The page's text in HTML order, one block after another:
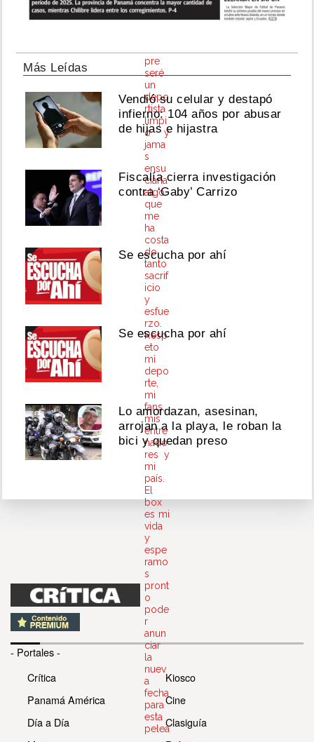
12
pre
seré
un
depo
rtista
limpi
o y
jama
s
ensu
ciaría
algo
que
me
ha
costa
do
tanto
sacrif
icio
y
esfue
rzo.
Resp
eto
mi
depo
rte,
mi
fans,
mis
entre
nado
res y
mi
país.
El
box
es mi
vida
y
espe
ramo
s
pront
o
pode
r
anun
ciar
la
nuev
a
fecha
para
esta
pelea
Más Leídas
Vendió su celular y destapó
infierno: 104 años por abusar
de hijas e hijastra
Fiscalía cierra investigación
contra ‘Gaby’ Carrizo
Se escucha por ahí
Se escucha por ahí
Lo amordazan, asesinan,
arrojan a la playa, le roban la
bici y quedan preso
- Portales -
Crítica
Panamá América
Día a Día
Kiosco
Cine
Clasiguía